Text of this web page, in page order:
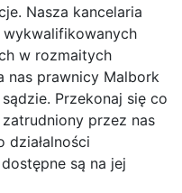
Nasza kancelaria
w rozmaitych
nas prawnicy Malbork
Przekonaj się co
przez nas
działalności
są na jej